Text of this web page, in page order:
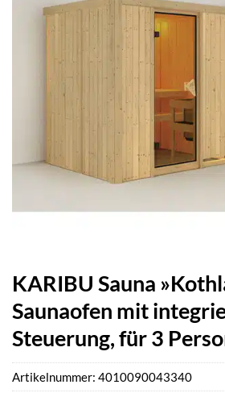
KARIBU Sauna
Saunaofen mit
Steuerung, für 3
Artikelnummer: 4010090043340